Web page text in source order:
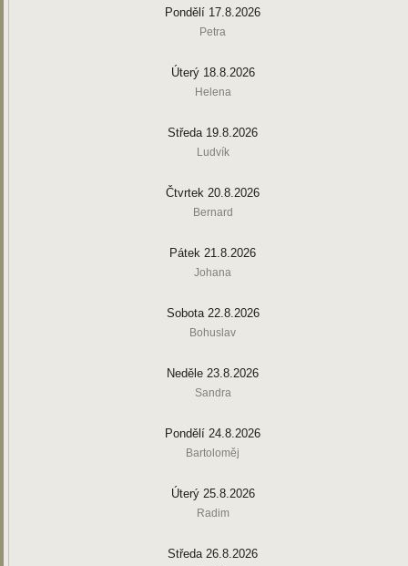
Pondělí 17.8.2026
Petra
Úterý 18.8.2026
Helena
Středa 19.8.2026
Ludvík
Čtvrtek 20.8.2026
Bernard
Pátek 21.8.2026
Johana
Sobota 22.8.2026
Bohuslav
Neděle 23.8.2026
Sandra
Pondělí 24.8.2026
Bartoloměj
Úterý 25.8.2026
Radim
Středa 26.8.2026